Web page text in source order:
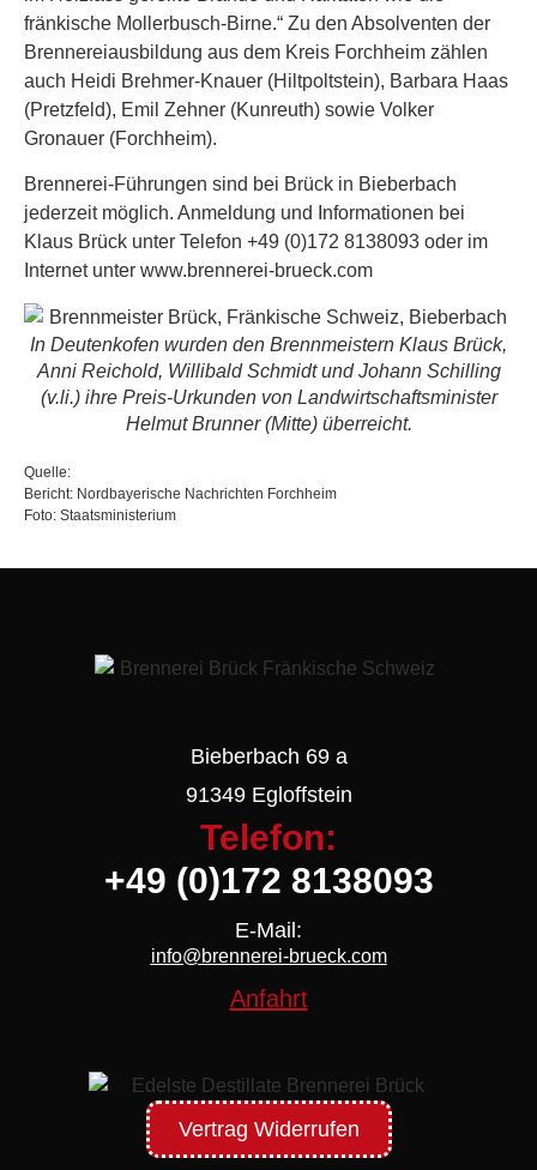
fränkische Mollerbusch-Birne.“ Zu den Absolventen der
Brennereiausbildung aus dem Kreis Forchheim zählen
auch Heidi Brehmer-Knauer (Hiltpoltstein), Barbara Haas
(Pretzfeld), Emil Zehner (Kunreuth) sowie Volker
Gronauer (Forchheim).
Brennerei-Führungen sind bei Brück in Bieberbach
jederzeit möglich. Anmeldung und Informationen bei
Klaus Brück unter Telefon +49 (0)172 8138093 oder im
Internet unter www.brennerei-brueck.com
In Deutenkofen wurden den Brennmeistern Klaus Brück,
Anni Reichold, Willibald Schmidt und Johann Schilling
(v.li.) ihre Preis-Urkunden von Landwirtschaftsminister
Helmut Brunner (Mitte) überreicht.
Quelle:
Bericht: Nordbayerische Nachrichten Forchheim
Foto: Staatsministerium
Bieberbach 69 a
91349 Egloffstein
Telefon:
+49 (0)172 8138093
E-Mail:
info@brennerei-brueck.com
Anfahrt
Vertrag Widerrufen